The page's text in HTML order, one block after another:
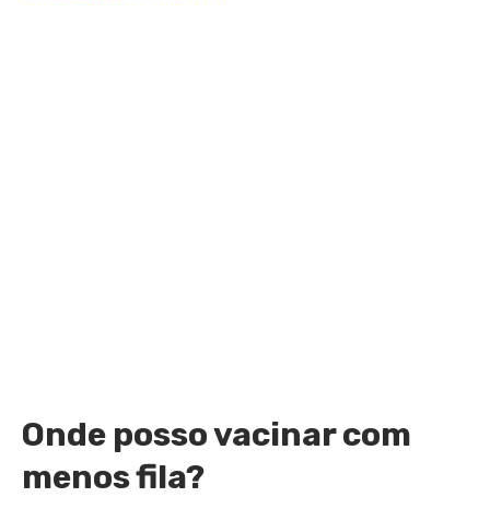
Onde posso vacinar com
menos fila?